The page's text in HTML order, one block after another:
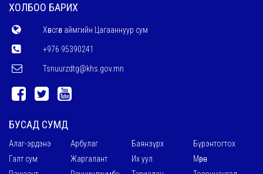
ХОЛБОО БАРИХ
Хөвсгөл аймгийн Цагааннуур сум
+976 95390241
Tsnuurzdtg@khs.gov.mn
БУСАД СУМД
Алаг-эрдэнэ Арбулаг Баянзүрх
Бүрэнтогтох
Галт сум
Жаргалант Их уул
Мөрөн